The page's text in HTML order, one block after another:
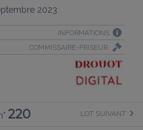
2023
INFORMATIONS
COMMISSAIRE-PRISEUR
220 LOT SUIVANT